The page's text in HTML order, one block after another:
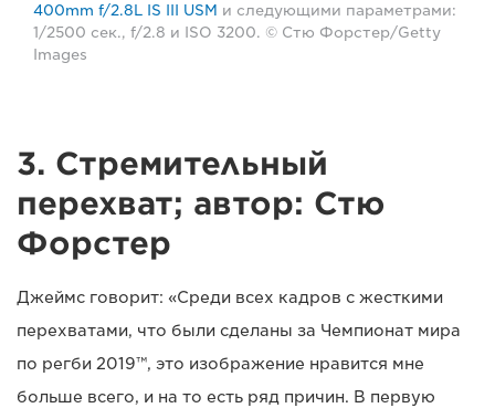
400mm f/2.8L IS III USM и следующими параметрами:
1/2500 сек., f/2.8 и ISO 3200. © Стю Форстер/Getty
Images
3. Стремительный
перехват; автор: Стю
Форстер
Джеймс говорит: «Среди всех кадров с жесткими
перехватами, что были сделаны за Чемпионат мира
по регби 2019™, это изображение нравится мне
больше всего, и на то есть ряд причин. В первую